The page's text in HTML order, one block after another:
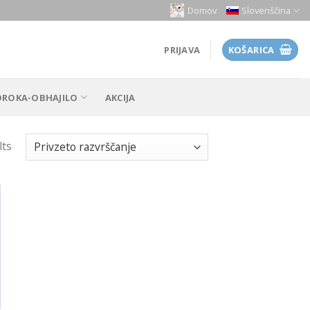
Domov Slovenščina
PRIJAVA KOŠARICA
OBHAJILO AKCIJA